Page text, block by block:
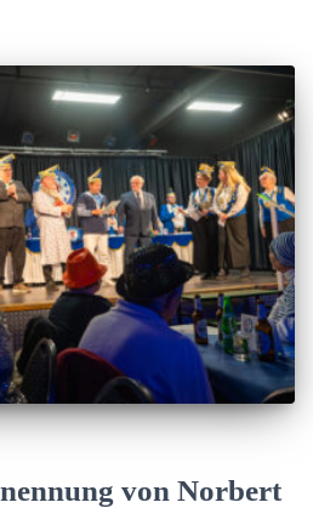
von Norbert